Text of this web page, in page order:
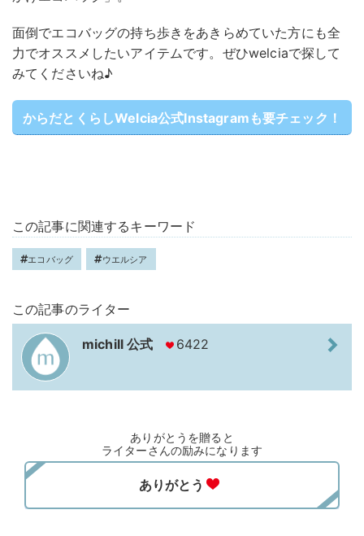
面倒でエコバッグの持ち歩きをあきらめていた方にも全
力でオススメしたいアイテムです。ぜひwelciaで探して
みてくださいね♪
からだとくらしWelcia公式Instagramも要チェック！
この記事に関連するキーワード
エコバッグ ウエルシア
この記事のライター
michill 公式 6422
ありがとうを贈ると
ライターさんの励みになります